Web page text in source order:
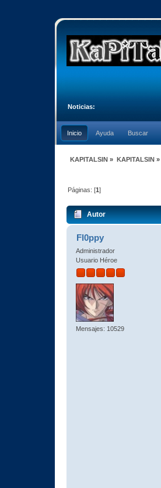
Noticias:
Inicio Ayuda Buscar
KAPITALSIN » KAPITALSIN»
Páginas: [1]
Autor
Fl0ppy
Administrador
Usuario Héroe
Mensajes: 10529